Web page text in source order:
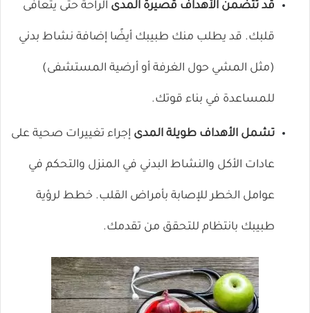
قد تتضمن الأهداف قصيرة المدى الراحة حتى يتعافى
قلبك. قد يطلب منك طبيبك أيضًا إضافة نشاط بدني
(مثل المشي حول الغرفة أو أرضية المستشفى)
للمساعدة في بناء قوتك.
تشمل الأهداف طويلة المدى إجراء تغييرات صحية على
عادات الأكل والنشاط البدني في المنزل والتحكم في
عوامل الخطر للإصابة بأمراض القلب. خطط لرؤية
طبيبك بانتظام للتحقق من تقدمك.